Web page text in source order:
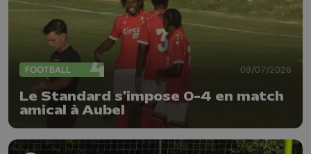
FOOTBALL 09/07/2026
Le Standard s'impose 0-4 en match
amical à Aubel